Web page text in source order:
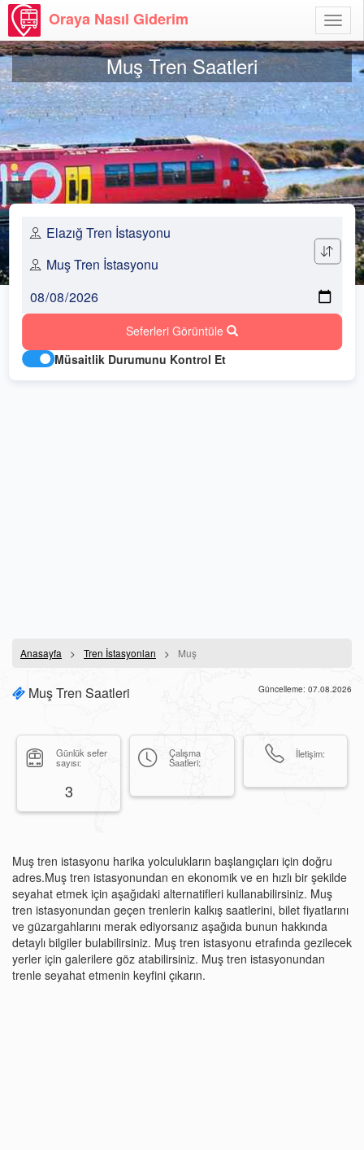
Aç
Oraya Nasıl Giderim
Muş Tren Saatleri
Seferleri Görüntüle
Müsaitlik Durumunu Kontrol Et
Anasayfa Tren İstasyonları Muş
Muş Tren Saatleri Güncelleme: 07.08.2026
Günlük sefer
sayısı:
3
Çalışma
Saatleri:
İletişim:
Muş tren istasyonu harika yolculukların başlangıçları için doğru
adres.Muş tren istasyonundan en ekonomik ve en hızlı bir şekilde
seyahat etmek için aşağıdaki alternatifleri kullanabilirsiniz. Muş
tren istasyonundan geçen trenlerin kalkış saatlerini, bilet fiyatlarını
ve güzargahlarını merak ediyorsanız aşağıda bunun hakkında
detaylı bilgiler bulabilirsiniz. Muş tren istasyonu etrafında gezilecek
yerler için galerilere göz atabilirsiniz. Muş tren istasyonundan
trenle seyahat etmenin keyfini çıkarın.